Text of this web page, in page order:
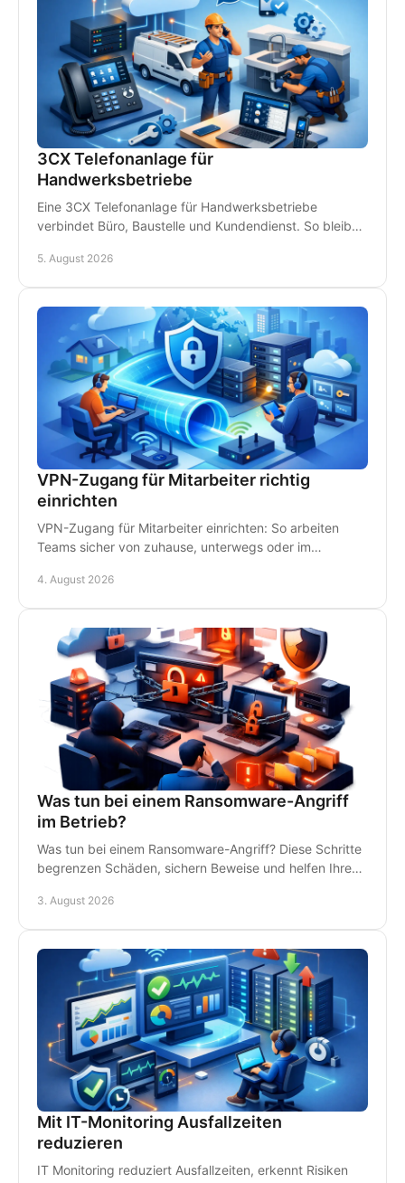
3CX Telefonanlage für
Handwerksbetriebe
Eine 3CX Telefonanlage für Handwerksbetriebe
verbindet Büro, Baustelle und Kundendienst. So bleiben
5. August 2026
VPN-Zugang für Mitarbeiter richtig
einrichten
VPN-Zugang für Mitarbeiter einrichten: So arbeiten
Teams sicher von zuhause, unterwegs oder im
Support.
4. August 2026
Was tun bei einem Ransomware-Angriff
im Betrieb?
Was tun bei einem Ransomware-Angriff? Diese Schritte
begrenzen Schäden, sichern Beweise und helfen Ihrem
3. August 2026
Mit IT-Monitoring Ausfallzeiten
reduzieren
IT Monitoring reduziert Ausfallzeiten, erkennt Risiken